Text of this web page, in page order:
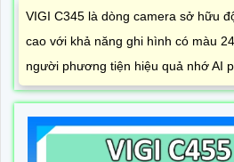
VIGI C345 là dòng camera sở hữu
cao với khả năng ghi hình có màu
người phương tiện hiệu quả nhớ AI